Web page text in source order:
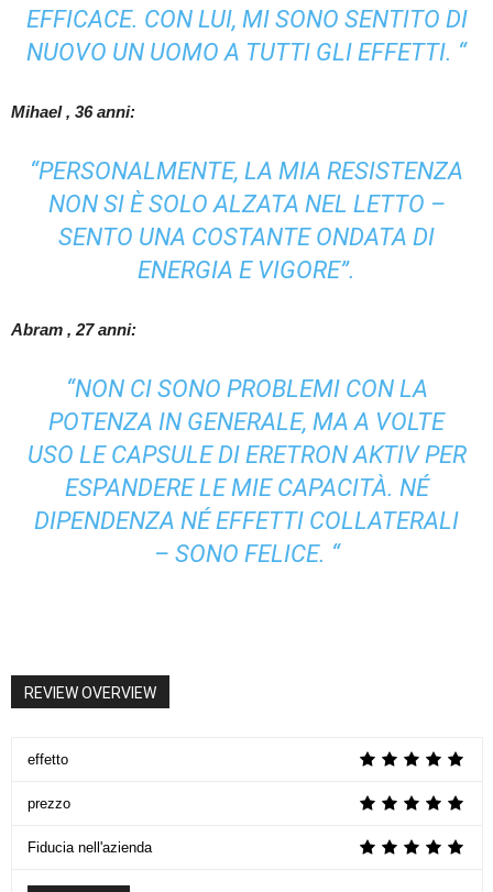
EFFICACE. CON LUI, MI SONO SENTITO DI
NUOVO UN UOMO A TUTTI GLI EFFETTI. “
Mihael, 36 anni:
“PERSONALMENTE, LA MIA RESISTENZA
NON SI È SOLO ALZATA NEL LETTO –
SENTO UNA COSTANTE ONDATA DI
ENERGIA E VIGORE”.
Abram , 27 anni:
“NON CI SONO PROBLEMI CON LA
POTENZA IN GENERALE, MA A VOLTE
USO LE CAPSULE DI ERETRON AKTIV PER
ESPANDERE LE MIE CAPACITÀ. NÉ
DIPENDENZA NÉ EFFETTI COLLATERALI
– SONO FELICE. “
REVIEW OVERVIEW
effetto
prezzo
Fiducia nell'azienda